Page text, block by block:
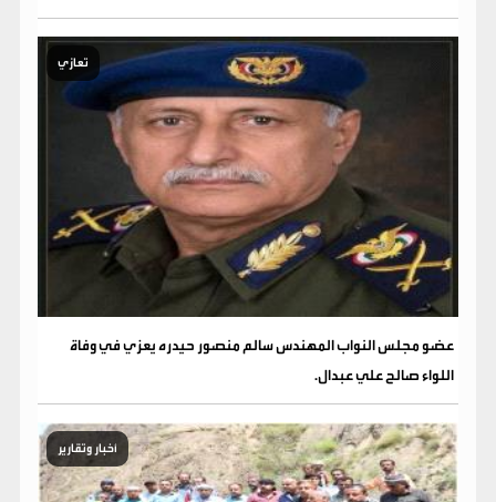
تعازي
عضو مجلس النواب المهندس سالم منصور حيدره يعزي في وفاة
اللواء صالح علي عبدال.
أخبار وتقارير